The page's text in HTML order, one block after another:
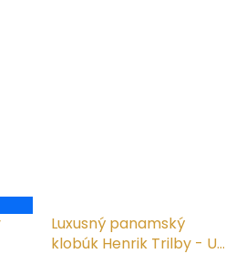
Luxusný panamský
klobúk Henrik Trilby - UV